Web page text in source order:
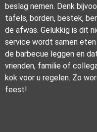
beslag nemen. Denk
tafels, borden, bestek,
de afwas. Gelukkig is dit
service wordt samen
de barbecue leggen en
vrienden, familie of
kok voor u regelen. Zo
feest!